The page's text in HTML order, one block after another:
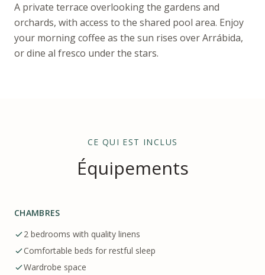
A private terrace overlooking the gardens and
orchards, with access to the shared pool area. Enjoy
your morning coffee as the sun rises over Arrábida,
or dine al fresco under the stars.
CE QUI EST INCLUS
Équipements
CHAMBRES
2 bedrooms with quality linens
Comfortable beds for restful sleep
Wardrobe space